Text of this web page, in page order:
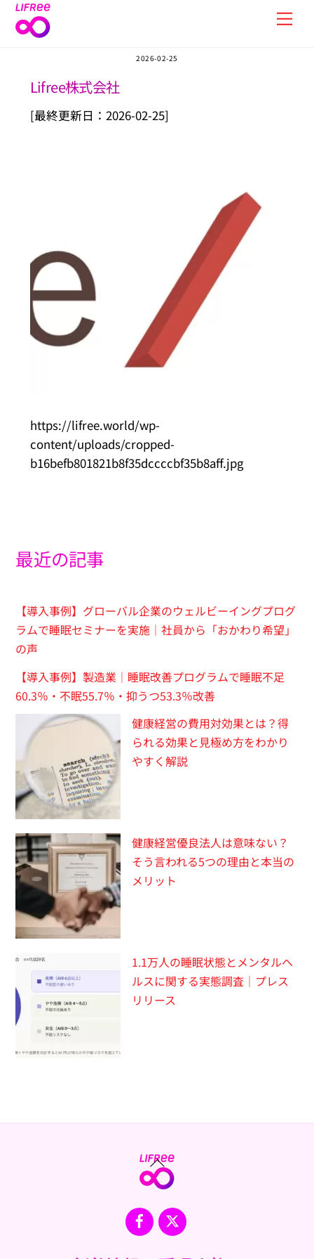
Skip
2026-02-25
Lifree株式会社
[最終更新日：2026-02-25]
https://lifree.world/wp-
content/uploads/cropped-
b16befb801821b8f35dccccbf35b8aff.jpg
最近の記事
【導入事例】グローバル企業のウェルビーイングプログ
ラムで睡眠セミナーを実施｜社員から「おかわり希望」
の声
【導入事例】製造業｜睡眠改善プログラムで睡眠不足
60.3％・不眠55.7％・抑うつ53.3％改善
健康経営の費用対効果とは？得
られる効果と見極め方をわかり
やすく解説
健康経営優良法人は意味ない？
そう言われる5つの理由と本当の
メリット
1.1万人の睡眠状態とメンタルヘ
ルスに関する実態調査｜プレス
リリース
Back
To
Facebook
X